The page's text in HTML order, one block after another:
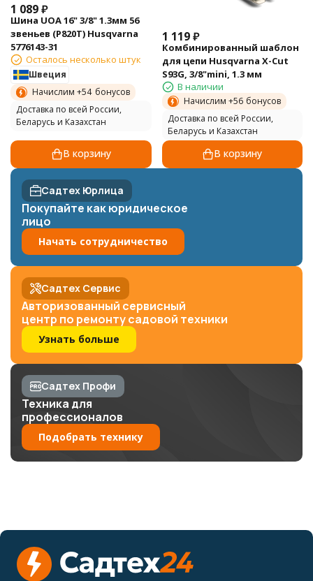
1 089₽
Шина UOA 16" 3/8" 1.3мм 56
звеньев (P820T) Husqvarna
5776143-31
Осталось несколько штук
Швеция
Начислим +54 бонусов
Доставка по всей России,
Беларусь и Казахстан
В корзину
1 119 ₽
Комбинированный шаблон
для цепи Husqvarna X-Cut
S93G, 3/8"mini, 1.3 мм
В наличии
Начислим +56 бонусов
Доставка по всей России,
Беларусь и Казахстан
В корзину
Садтех Юрлица
Покупайте как юридическое
лицо
Начать сотрудничество
Садтех Сервис
Авторизованный сервисный
центр по ремонту садовой техники
Узнать больше
Садтех Профи
Техника для
профессионалов
Подобрать технику